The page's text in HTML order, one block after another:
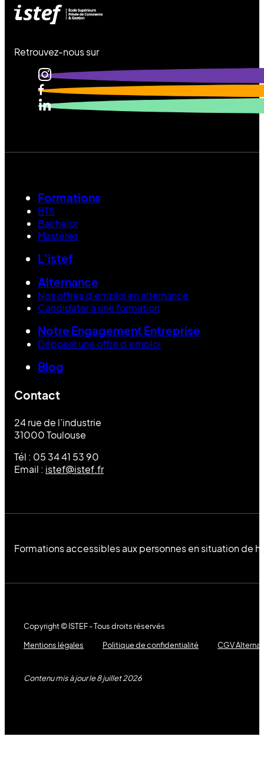
Retrouvez-nous sur
Formations
BTS
Bachelor
Mastères
L’istef
Alternance
Nos offres d’emploi en alternance
Candidater à une formation
Notre Engagement Entreprise
Déposer une offre d’emploi
Blog
Contact
24 rue de l’industrie
31000 Toulouse
Tél : 05 34 41 53 90
Email : istef@istef.fr
Formations accessibles aux personnes en situation de
Copyright © ISTEF - Tous droits réservés
Mentions légales
Politique de confidentialité CGV
Contenu mis à jour le 8 juillet 2026